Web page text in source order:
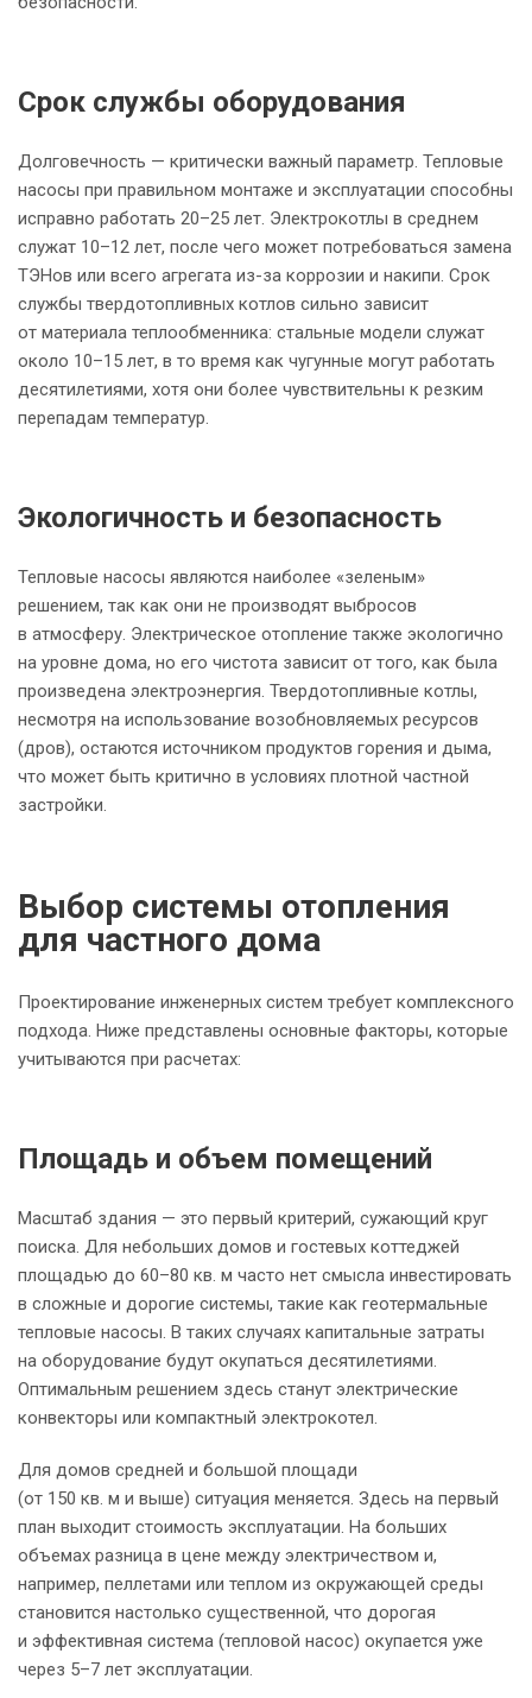
Срок службы оборудования
Долговечность — критически важный параметр. Тепловые
насосы при правильном монтаже и эксплуатации способны
исправно работать 20–25 лет. Электрокотлы в среднем
служат 10–12 лет, после чего может потребоваться замена
ТЭНов или всего агрегата из-за коррозии и накипи. Срок
службы твердотопливных котлов сильно зависит
от материала теплообменника: стальные модели служат
около 10–15 лет, в то время как чугунные могут работать
десятилетиями, хотя они более чувствительны к резким
перепадам температур.
Экологичность и безопасность
Тепловые насосы являются наиболее «зеленым»
решением, так как они не производят выбросов
в атмосферу. Электрическое отопление также экологично
на уровне дома, но его чистота зависит от того, как была
произведена электроэнергия. Твердотопливные котлы,
несмотря на использование возобновляемых ресурсов
(дров), остаются источником продуктов горения и дыма,
что может быть критично в условиях плотной частной
застройки.
Выбор системы отопления
для частного дома
Проектирование инженерных систем требует комплексного
подхода. Ниже представлены основные факторы, которые
учитываются при расчетах:
Площадь и объем помещений
Масштаб здания — это первый критерий, сужающий круг
поиска. Для небольших домов и гостевых коттеджей
площадью до 60–80 кв. м часто нет смысла инвестировать
в сложные и дорогие системы, такие как геотермальные
тепловые насосы. В таких случаях капитальные затраты
на оборудование будут окупаться десятилетиями.
Оптимальным решением здесь станут электрические
конвекторы или компактный электрокотел.
Для домов средней и большой площади
(от 150 кв. м и выше) ситуация меняется. Здесь на первый
план выходит стоимость эксплуатации. На больших
объемах разница в цене между электричеством и,
например, пеллетами или теплом из окружающей среды
становится настолько существенной, что дорогая
и эффективная система (тепловой насос) окупается уже
через 5–7 лет эксплуатации.